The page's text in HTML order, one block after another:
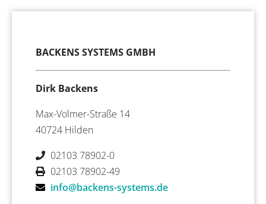
BACKENS SYSTEMS GMBH
Dirk Backens
Max-Volmer-Straße 14
40724 Hilden
02103 78902-0
02103 78902-49
info@backens-systems.de